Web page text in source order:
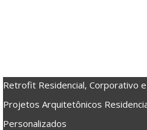
Retrofit Residencial, Corporativo
Projetos Arquitetônicos
Personalizados